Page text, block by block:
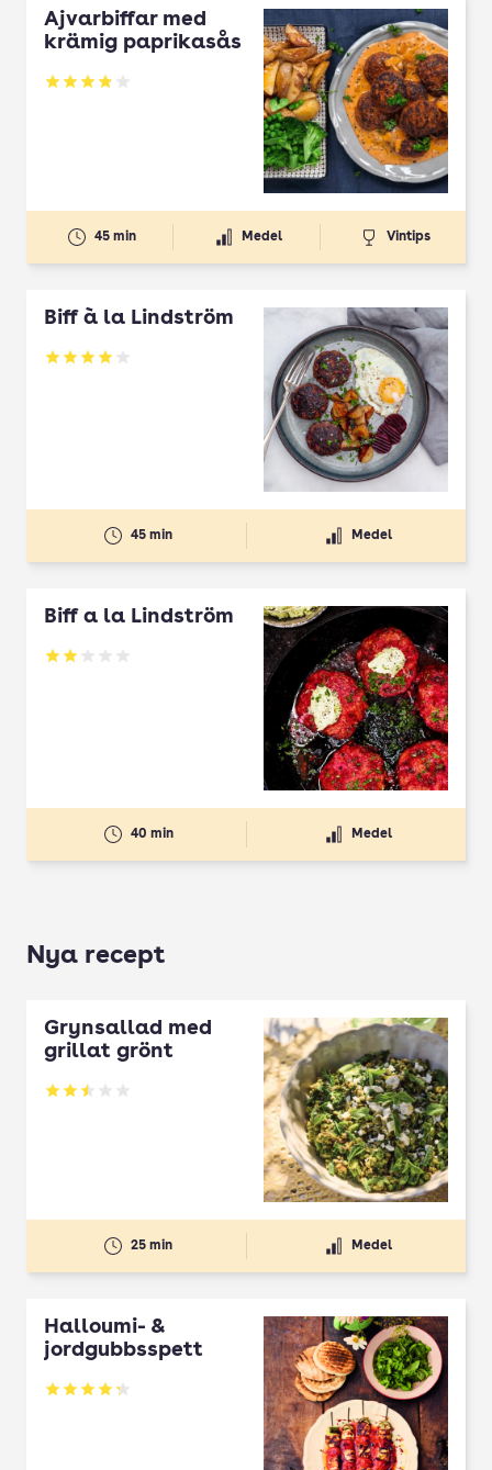
Ajvarbiffar med
krämig paprikasås
Betyg: 3.9 av 5
45 min Medel Vintips
Biff à la Lindström
Betyg: 4 av 5
45 min Medel
Biff a la Lindström
Betyg: 2 av 5
40 min Medel
Nya recept
Grynsallad med
grillat grönt
Betyg: 2.5 av 5
25 min Medel
Halloumi- &
jordgubbsspett
Betyg: 4.3 av 5